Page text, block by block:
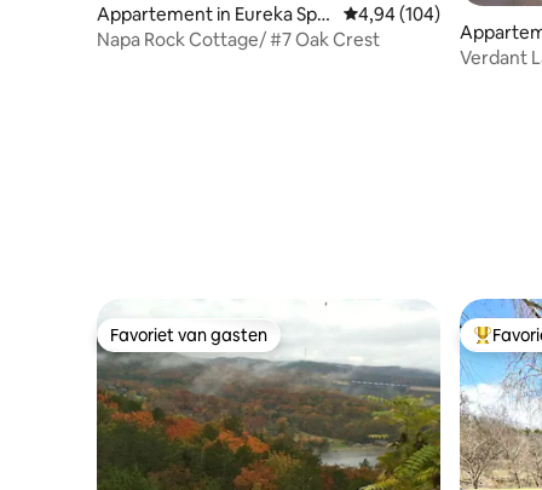
Appartement in Eureka Spri
ngs
Gemiddelde
4,94 (104)
Napa Rock Cottage/ #7 Oak Crest
Verdant
Favoriet van gasten
Favoriet van gasten